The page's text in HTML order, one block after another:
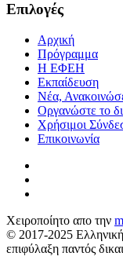
Επιλογές
Αρχική
Πρόγραμμα
H ΕΦΕΗ
Εκπαίδευση
Νέα,
Οργανώστε το
Χρήσιμοι
Επικοινωνία
Χειροποίητο απο την
© 2017-2025
επιφύλαξη παντός